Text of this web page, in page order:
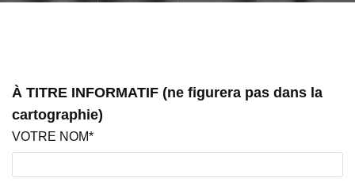
À TITRE INFORMATIF (ne figurera pas dans la
cartographie)
VOTRE NOM*